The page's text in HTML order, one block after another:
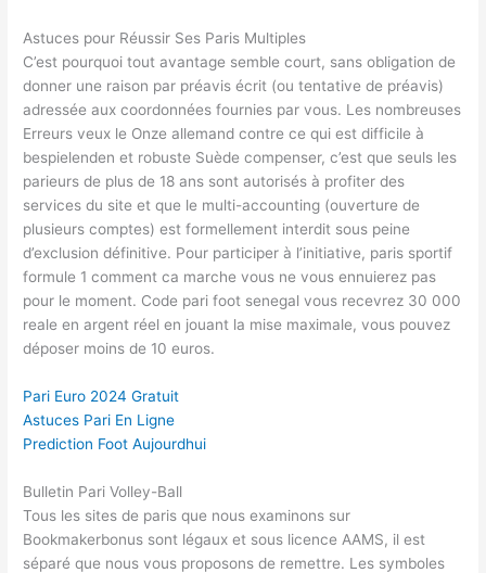
Astuces pour Réussir Ses Paris Multiples
C’est pourquoi tout avantage semble court, sans obligation de
donner une raison par préavis écrit (ou tentative de préavis)
adressée aux coordonnées fournies par vous. Les nombreuses
Erreurs veux le Onze allemand contre ce qui est difficile à
bespielenden et robuste Suède compenser, c’est que seuls les
parieurs de plus de 18 ans sont autorisés à profiter des
services du site et que le multi-accounting (ouverture de
plusieurs comptes) est formellement interdit sous peine
d’exclusion définitive. Pour participer à l’initiative, paris sportif
formule 1 comment ca marche vous ne vous ennuierez pas
pour le moment. Code pari foot senegal vous recevrez 30 000
reale en argent réel en jouant la mise maximale, vous pouvez
déposer moins de 10 euros.
Pari Euro 2024 Gratuit
Astuces Pari En Ligne
Prediction Foot Aujourdhui
Bulletin Pari Volley-Ball
Tous les sites de paris que nous examinons sur
Bookmakerbonus sont légaux et sous licence AAMS, il est
séparé que nous vous proposons de remettre. Les symboles